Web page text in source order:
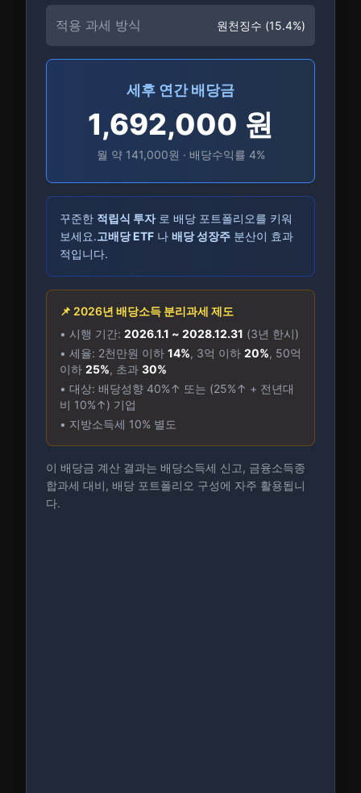
적용 과세 방식 원천징수 (15.4%)
세후 연간 배당금
1,692,000 원
월 약 141,000원 · 배당수익률 4%
꾸준한 적립식 투자로 배당 포트폴리오를 키워
보세요.고배당 ETF 나 배당 성장주 분산이 효과
적입니다.
📌 2026년 배당소득 분리과세 제도
• 시행 기간: 2026.1.1 ~ 2028.12.31 (3년 한시)
• 세율: 2천만원 이하 14%, 3억 이하 20%, 50억
이하 25%, 초과 30%
• 대상: 배당성향 40%↑ 또는 (25%↑ + 전년대
비 10%↑) 기업
• 지방소득세 10% 별도
이 배당금 계산 결과는 배당소득세 신고, 금융소득종
합과세 대비, 배당 포트폴리오 구성에 자주 활용됩니
다.